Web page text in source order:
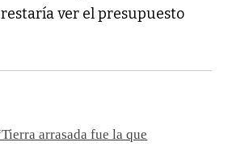
ver el presupuesto
arrasada fue la que